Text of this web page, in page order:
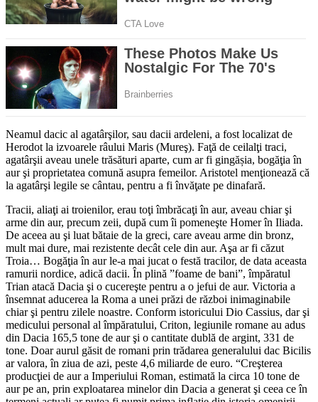
Neamul dacic al agatârşilor, sau dacii ardeleni, a fost loca­lizat de
Herodot la izvoarele râului Maris (Mureş). Faţă de ceilalţi traci,
agatârşii aveau unele trăsături aparte, cum ar fi gingășia, bogăţia în
aur şi proprietatea comună asupra femeilor. Aristotel menţionează că
la agatârşi legile se cântau, pentru a fi învăţate pe dinafară.
Tracii, aliaţi ai troienilor, erau toţi îmbrăcaţi în aur, aveau chiar şi
arme din aur, precum zeii, după cum îi pomeneşte Homer în Iliada.
De aceea au şi luat bătaie de la greci, care aveau arme din bronz,
mult mai dure, mai rezistente decât cele din aur. Aşa ar fi căzut
Troia… Bogăţia în aur le-a mai jucat o festă tracilor, de data aceasta
ramurii nordice, adică dacii. În plină ”foame de bani”, împăratul
Trian atacă Dacia şi o cucereşte pentru a o jefui de aur. Victoria a
însemnat aducerea la Roma a unei prăzi de război inimaginabile
chiar şi pentru zilele noastre. Conform istoricului Dio Cassius, dar şi
medicului personal al împăratului, Criton, legiunile romane au adus
din Dacia 165,5 tone de aur şi o cantitate dublă de argint, 331 de
tone. Doar aurul găsit de romani prin trădarea generalului dac Bicilis
ar valora, în ziua de azi, peste 4,6 miliarde de euro. “Creşterea
producţiei de aur a Imperiului Roman, estimată la circa 10 tone de
aur pe an, prin exploatarea minelor din Dacia a generat şi ceea ce în